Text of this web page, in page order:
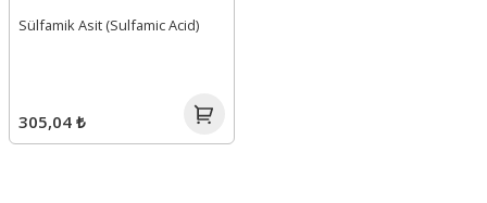
Sülfamik Asit (Sulfamic Acid)
305,04 ₺